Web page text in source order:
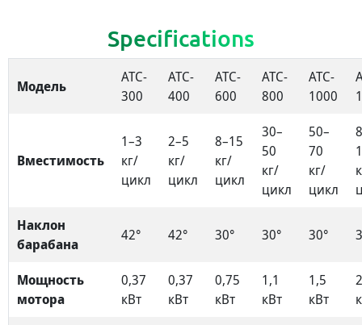
Specifications
Модель
ATC-
300
ATC-
400
ATC-
600
ATC-
800
ATC-
1000
Вместимость
1–3
кг/
цикл
2–5
кг/
цикл
8–15
кг/
цикл
30–
50
кг/
цикл
50–
70
кг/
цикл
Наклон
барабана
42° 42° 30° 30° 30°
Мощность
мотора
0,37
кВт
0,37
кВт
0,75
кВт
1,1
кВт
1,5
кВт